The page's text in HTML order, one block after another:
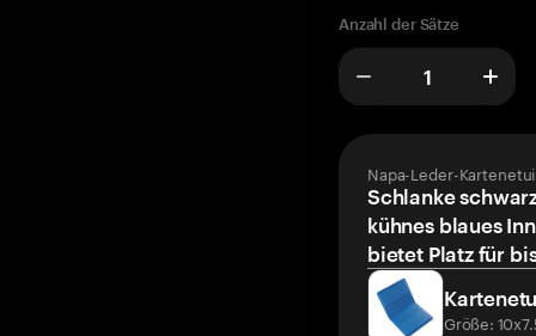
Anzahl der Sätze
Napa-Leder-
Schlanke
kühnes blaues
bietet Platz für
Größe: